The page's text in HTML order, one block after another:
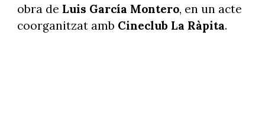
obra de Luis García Montero, en un acte
coorganitzat amb Cineclub La Ràpita.